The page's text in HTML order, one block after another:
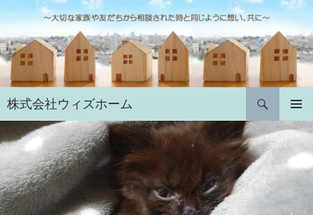
ン
テ
ン
ツ
へ
ス
キ
ッ
プ
株式会社ウィズホーム
検
索
メインメ
ニュー